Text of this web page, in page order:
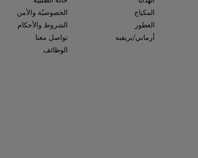
المكياج
العطور
أرماني/بريفيه
الخصوصيّة والأمن
الشروط والأحكام
تواصل معنا
الوظائف